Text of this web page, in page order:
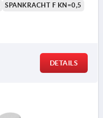
SPANKRACHT F KN=0,5
DETAILS